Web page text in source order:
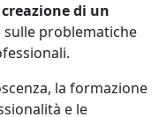
creazione di un
sulle problematiche
la formazione
e le